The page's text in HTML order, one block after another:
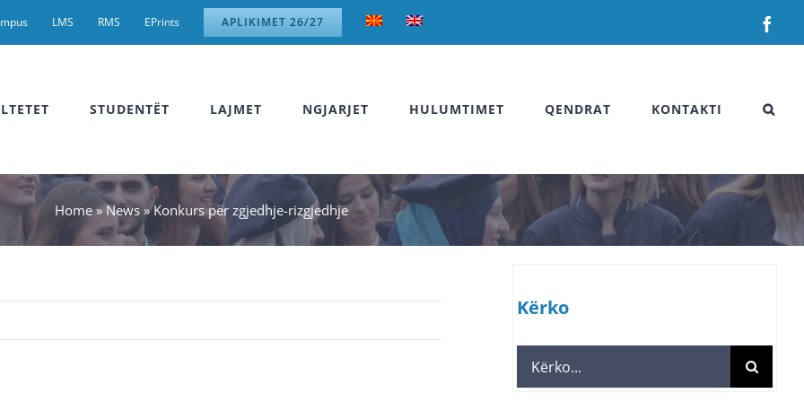
LMS RMS EPrints APLIKIMET 26/27
STUDENTËT LAJMET NGJARJET HULUMTIMET QENDRAT KONTAKTI
Home» News»Konkurs për zgjedhje-rizgjedhje
Kërko
Search
for: